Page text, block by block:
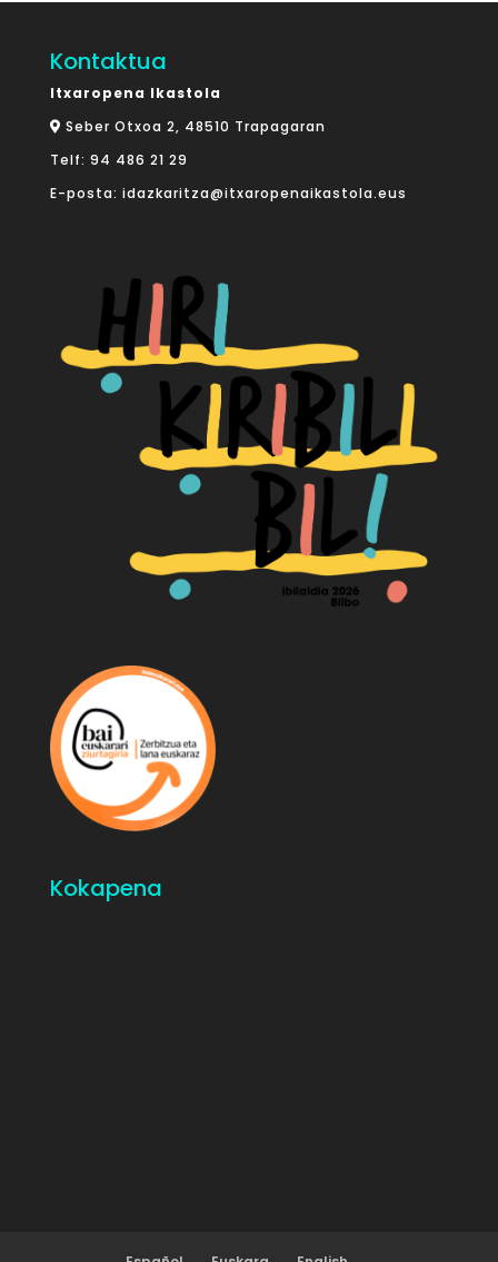
Kontaktua
Itxaropena Ikastola
Seber Otxoa 2, 48510 Trapagaran
Telf: 94 486 21 29
E-posta: idazkaritza@itxaropenaikastola.eus
Kokapena